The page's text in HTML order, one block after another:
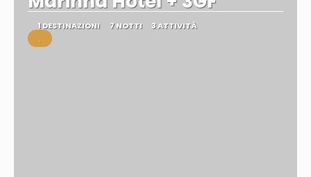
1 DESTINAZIONI 7 NOTTI 3 ATTIVITÀ
.